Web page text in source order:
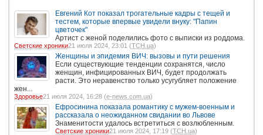
Евгений Кот показал трогательные кадры с тещей и
тестем, которые впервые увидели внуку: "Папин
цветочек"
Артист с женой поделились фото с выписки из роддома.
Светские хроники21 июля 2024, 23:01 (ТСН.ua)
Женщины и эпидемия ВИЧ: вызовы и пути решения
Если существующие тенденции сохранятся, число
женщин, инфицированных ВИЧ, будет продолжать
расти. Это неравенство только усугубляет положение
жен...
Здоровье21 июля 2024, 16:28 (e-news.com.ua)
Ефросинина показала романтику с мужем-военным и
рассказала о неожиданном свидании во Львове
Знаменитости удалось встретиться с возлюбленным.
Светские хроники21 июля 2024, 17:19 (ТСН.ua)